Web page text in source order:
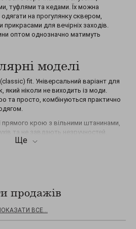
туфлями та кедами. Їх можна
одягати на прогулянку сквером,
прикрасами для вечірніх заходів.
оптом однозначно матимуть
моделі
fit. Універсальний варіант для
який ніколи не виходить із моди.
та просто, комбінуються практично
прямого крою з вільними штанинами,
та не завдають незручностей.
у повсякденному та
футболками та взуттям на
мільйонами дам за оригінальний
Ще
продажів
ВСЕ...